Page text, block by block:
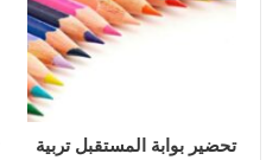
تحضير بوابة المستقبل تربية